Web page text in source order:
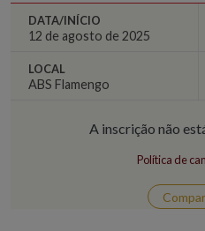
DATA/INÍCIO
12 de agosto de 2025
LOCAL
ABS Flamengo
A inscrição não
Política de